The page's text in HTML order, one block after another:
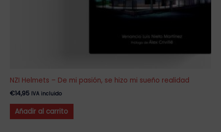
NZI Helmets – De mi pasión, se hizo mi sueño realidad
€14,95 IVA incluido
Añadir al carrito